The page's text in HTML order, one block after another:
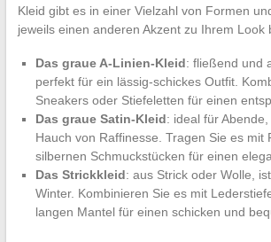
Kleid gibt es in einer Vielzahl von Formen
jeweils einen anderen Akzent zu Ihrem Look
Das graue A-Linien-Kleid: fließend und
perfekt für ein lässig-schickes Outfit.
Sneakers oder Stiefeletten für einen
Das graue Satin-Kleid: ideal für
Hauch von Raffinesse. Tragen Sie es mit
silbernen Schmuckstücken für einen
Das Strickkleid: aus Strick oder Wolle,
Winter. Kombinieren Sie es mit
langen Mantel für einen schicken und